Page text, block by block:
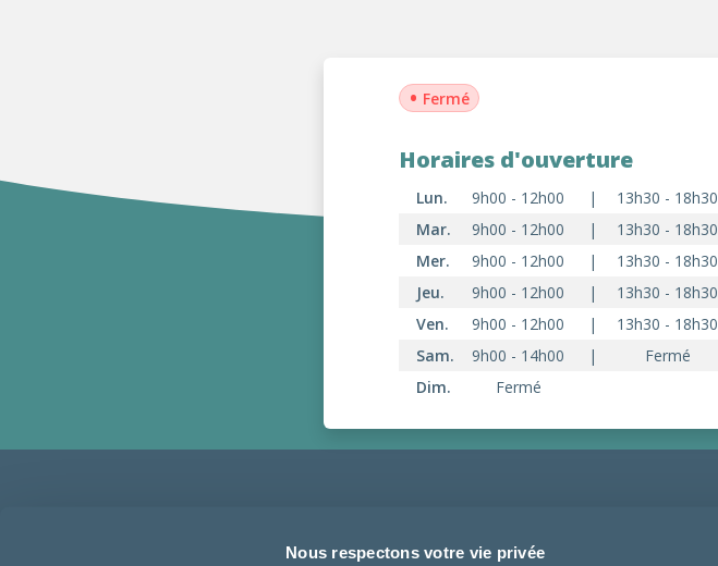
Nous respectons votre vie privée
• Fermé
Horaires d'ouverture
Lun. 9h00 - 12h00 |
13h30 - 18h30
Mar.
9h00 - 12h00 |
13h30 - 18h30
Mer.
9h00 - 12h00 |
13h30 - 18h30
Jeu.
9h00 - 12h00 |
13h30 - 18h30
Ven.
9h00 - 12h00 |
13h30 - 18h30
Sam.
9h00 - 14h00 |
Fermé
Dim.
Fermé